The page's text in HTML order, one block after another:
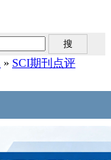
» SCI期刊点评